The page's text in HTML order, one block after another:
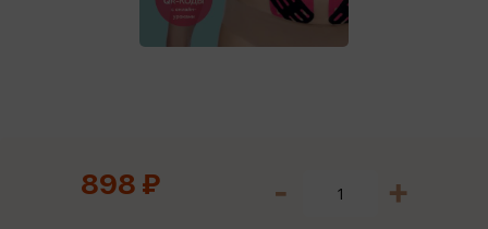
898 ₽